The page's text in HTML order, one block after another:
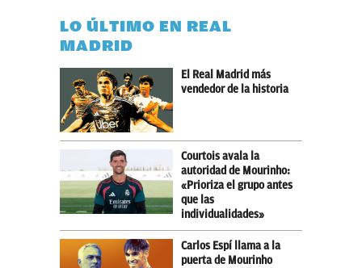
LO ÚLTIMO EN REAL
MADRID
El Real Madrid más
vendedor de la historia
Courtois avala la
autoridad de Mourinho:
«Prioriza el grupo antes
que las
individualidades»
Carlos Espí llama a la
puerta de Mourinho